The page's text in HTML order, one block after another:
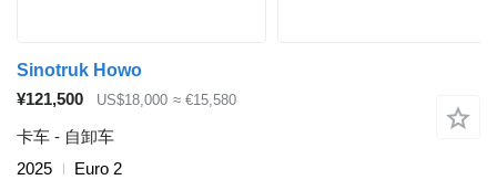
Sinotruk Howo
¥121,500
US$18,000 ≈ €15,580
卡车 - 自卸车
2025
Euro 2